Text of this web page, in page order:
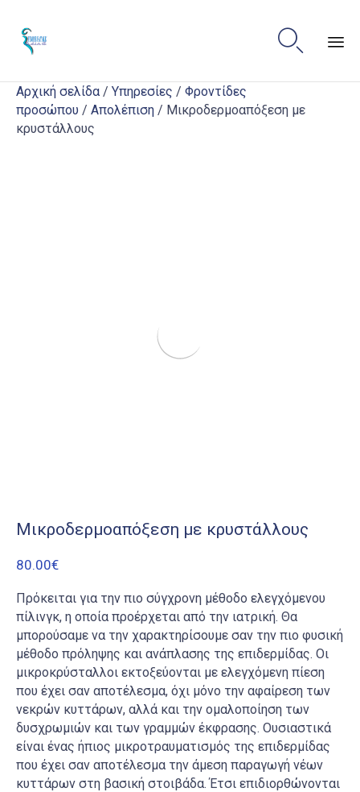

Αρχική σελίδα / Υπηρεσίες / Φροντίδες
προσώπου / Απολέπιση / Μικροδερμοαπόξεση με
κρυστάλλους
Μικροδερμοαπόξεση με κρυστάλλους
80.00€
Πρόκειται για την πιο σύγχρονη μέθοδο ελεγχόμενου
πίλινγκ, η οποία προέρχεται από την ιατρική. Θα
μπορούσαμε να την χαρακτηρίσουμε σαν την πιο φυσική
μέθοδο πρόληψης και ανάπλασης της επιδερμίδας. Οι
μικροκρύσταλλοι εκτοξεύονται με ελεγχόμενη πίεση
που έχει σαν αποτέλεσμα, όχι μόνο την αφαίρεση των
νεκρών κυττάρων, αλλά και την ομαλοποίηση των
δυσχρωμιών και των γραμμών έκφρασης. Ουσιαστικά
είναι ένας ήπιος μικροτραυματισμός της επιδερμίδας
που έχει σαν αποτέλεσμα την άμεση παραγωγή νέων
κυττάρων στη βασική στοιβάδα. Έτσι επιδιορθώνονται